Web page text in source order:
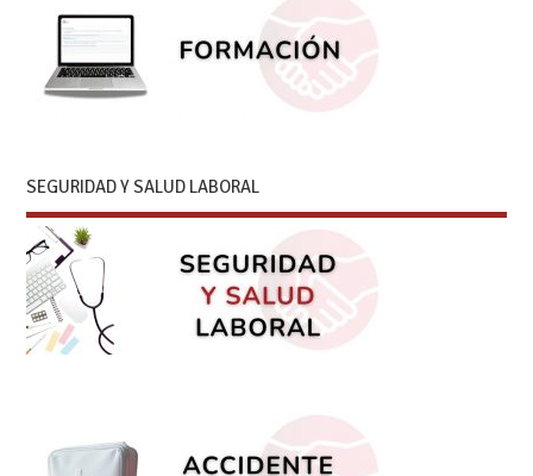
SEGURIDAD Y SALUD LABORAL